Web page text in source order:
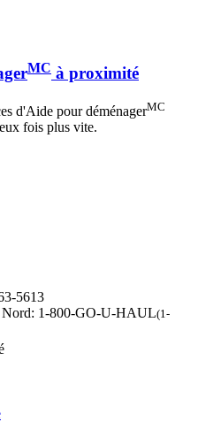
MC à proximité
d'Aide pour déménagerMC
fois plus vite.
5613
Nord: 1-800-GO-U-HAUL(1-